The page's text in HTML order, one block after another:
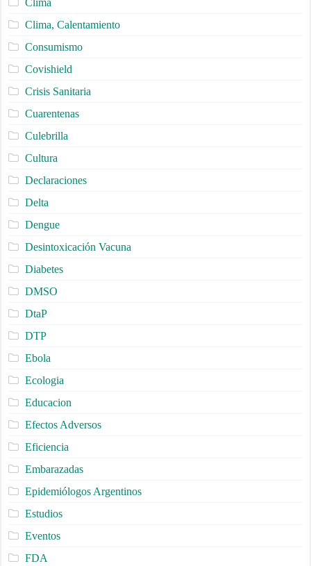
Clima, Calentamiento
Consumismo
Covishield
Crisis Sanitaria
Cuarentenas
Culebrilla
Cultura
Declaraciones
Delta
Dengue
Desintoxicación Vacuna
Diabetes
DMSO
DtaP
DTP
Ebola
Ecologia
Educacion
Efectos Adversos
Eficiencia
Embarazadas
Epidemiólogos Argentinos
Estudios
Eventos
FDA